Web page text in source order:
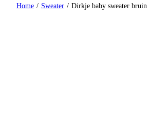
Home / Sweater / Dirkje baby sweater bruin